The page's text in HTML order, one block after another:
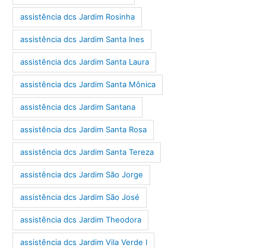
assistência dcs Jardim Rosinha
assistência dcs Jardim Santa Ines
assistência dcs Jardim Santa Laura
assistência dcs Jardim Santa Mônica
assistência dcs Jardim Santana
assistência dcs Jardim Santa Rosa
assistência dcs Jardim Santa Tereza
assistência dcs Jardim São Jorge
assistência dcs Jardim São José
assistência dcs Jardim Theodora
assistência dcs Jardim Vila Verde I